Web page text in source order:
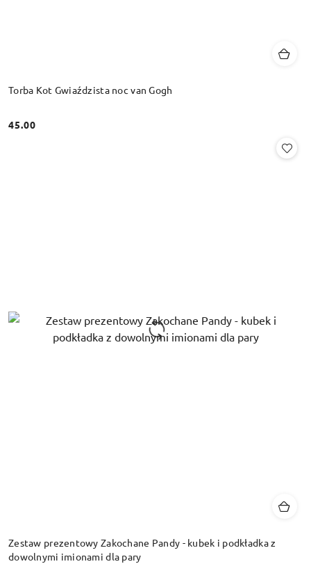
Torba Kot Gwiaździsta noc van Gogh
Cena:
45.00
Zestaw prezentowy Zakochane Pandy - kubek i podkładka z
dowolnymi imionami dla pary